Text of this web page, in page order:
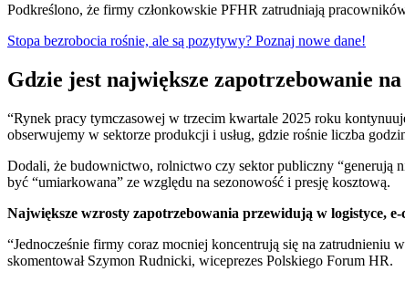
Podkreślono, że firmy członkowskie PFHR zatrudniają
Stopa bezrobocia rośnie, ale są pozytywy? Poznaj nowe dane!
Gdzie jest największe zapotrzebowanie
“Rynek pracy tymczasowej w trzecim kwartale 2025 roku
obserwujemy w sektorze produkcji i usług, gdzie rośnie liczba
Dodali, że budownictwo, rolnictwo czy sektor publiczny “generują
być “umiarkowana” ze względu na sezonowość i presję kosztową.
Największe wzrosty zapotrzebowania przewidują w logistyce,
“Jednocześnie firmy coraz mocniej koncentrują się na
skomentował Szymon Rudnicki, wiceprezes Polskiego Forum HR.